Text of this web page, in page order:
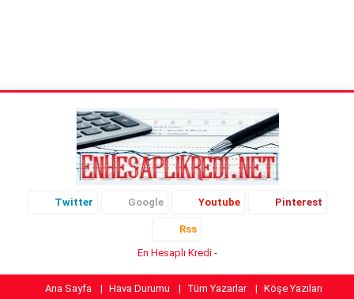
Twitter Google Youtube Pinterest
Rss
En Hesaplı Kredi-
Ana Sayfa Hava Durumu Tüm Yazarlar Köşe Yazıları